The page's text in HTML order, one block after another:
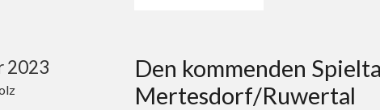
2023
Den kommenden
Mertesdorf/Ruwertal